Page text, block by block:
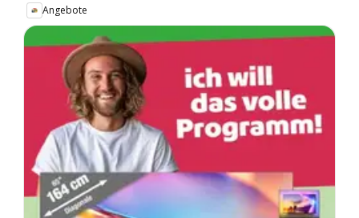
Angebote